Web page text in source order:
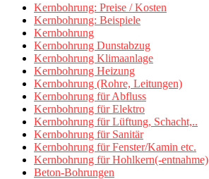
Kernbohrung: Preise / Kosten
Kernbohrung: Beispiele
Kernbohrung
Kernbohrung Dunstabzug
Kernbohrung Klimaanlage
Kernbohrung Heizung
Kernbohrung (Rohre, Leitungen)
Kernbohrung für Abfluss
Kernbohrung für Elektro
Kernbohrung für Lüftung, Schacht,..
Kernbohrung für Sanitär
Kernbohrung für Fenster/Kamin etc.
Kernbohrung für Hohlkern(-entnahme)
Beton-Bohrungen